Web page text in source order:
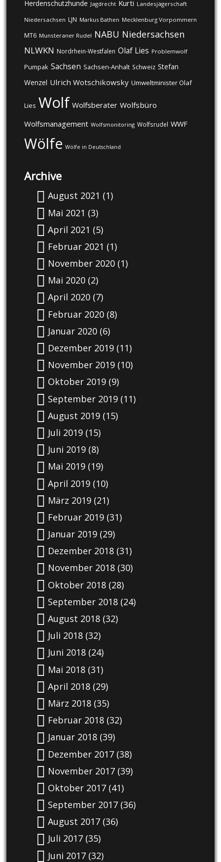
Herdenschutzhunde Jagdrecht Kurti Landesjägerschaft
Niedersachsen LJN Markus Bathen Mecklenburg Vorpommern
MT6 Munsteraner Rudel NABU Niedersachsen
NLWKN Nordrhein-Westfalen Olaf Lies Problemwolf
Pumpak Sachsen Sachsen-Anhalt Schweiz Stefan
Wenzel Ulrich Wotschikowsky Umweltminister Olaf
Lies Wolf Wolfsberater Wolfsbüro
Wolfsmanagement Wolfsmonitoring Wolfsrudel WWF
Wölfe Wölfe in Deutschland
Archive
August 2021 (1)
Mai 2021 (3)
April 2021 (5)
Februar 2021 (1)
November 2020(1)
Mai 2020(2)
April 2020(7)
Februar 2020(8)
Januar 2020(6)
Dezember 2019(11)
November 2019(10)
Oktober 2019(9)
September 2019(11)
August 2019(15)
Juli 2019(15)
Juni 2019(8)
Mai 2019(19)
April 2019(10)
März 2019(21)
Februar 2019(31)
Januar 2019(29)
Dezember 2018(31)
November 2018(30)
Oktober 2018(28)
September 2018(24)
August 2018(32)
Juli 2018(32)
Juni 2018(24)
Mai 2018(31)
April 2018(29)
März 2018(35)
Februar 2018(32)
Januar 2018(39)
Dezember 2017(38)
November 2017(39)
Oktober 2017(41)
September 2017(36)
August 2017(36)
Juli 2017(35)
Juni 2017(32)